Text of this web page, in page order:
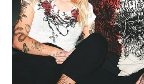
PRIANGAN
TIMUR
WN
SEMARANG